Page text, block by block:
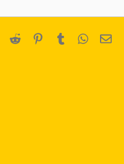
Reddit Pinterest
Tumblr